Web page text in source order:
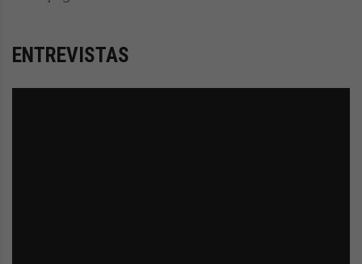
ENTREVISTAS